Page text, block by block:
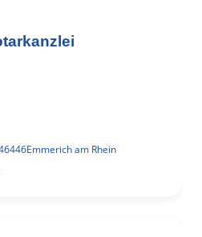
Emmerich am Rhein